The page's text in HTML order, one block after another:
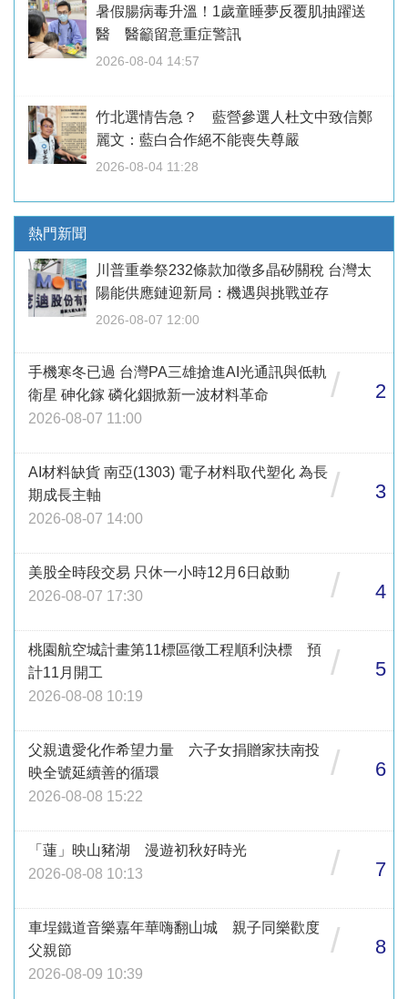
暑假腸病毒升溫！1歲童睡夢反覆肌抽躍送
醫 醫籲留意重症警訊
2026-08-04 14:57
竹北選情告急？ 藍營參選人杜文中致信鄭
麗文：藍白合作絕不能喪失尊嚴
2026-08-04 11:28
熱門新聞
川普重拳祭232條款加徵多晶矽關稅 台灣太
陽能供應鏈迎新局：機遇與挑戰並存
2026-08-07 12:00
手機寒冬已過 台灣PA三雄搶進AI光通訊與低軌
衛星 砷化鎵 磷化銦掀新一波材料革命
2026-08-07 11:00
/ 2
AI材料缺貨 南亞(1303) 電子材料取代塑化 為長
期成長主軸
2026-08-07 14:00
/ 3
美股全時段交易 只休一小時12月6日啟動
2026-08-07 17:30
/ 4
桃園航空城計畫第11標區徵工程順利決標 預
計11月開工
2026-08-08 10:19
/ 5
父親遺愛化作希望力量 六子女捐贈家扶南投
映全號延續善的循環
2026-08-08 15:22
/ 6
「蓮」映山豬湖 漫遊初秋好時光
2026-08-08 10:13
/ 7
車埕鐵道音樂嘉年華嗨翻山城 親子同樂歡度
父親節
2026-08-09 10:39
/ 8